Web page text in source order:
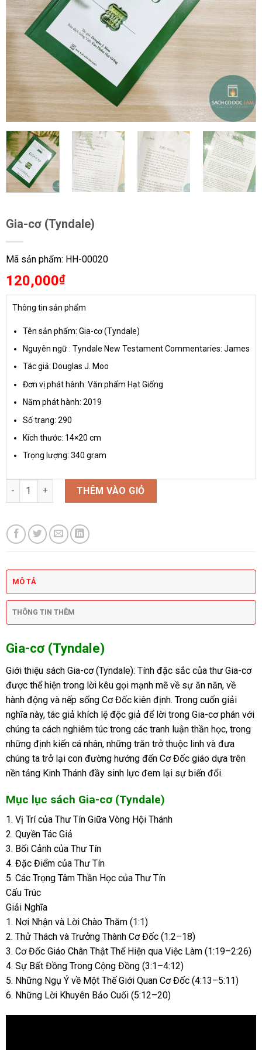
Gia-cơ (Tyndale)
Mã sản phẩm: HH-00020
120,000₫
Thông tin sản phẩm
Tên sản phẩm: Gia-cơ (Tyndale)
Nguyên ngữ : Tyndale New Testament Commentaries: James
Tác giả: Douglas J. Moo
Đơn vị phát hành: Văn phẩm Hạt Giống
Năm phát hành: 2019
Số trang: 290
Kích thước: 14×20 cm
Trọng lượng: 340 gram
Gia-cơ (Tyndale) số lượngTHÊM VÀO GIỎ
MÔ TẢ
THÔNG TIN THÊM
Gia-cơ (Tyndale)
Giới thiệu sách Gia-cơ (Tyndale): Tính đặc sắc của thư Gia-cơ
được thể hiện trong lời kêu gọi mạnh mẽ về sự ăn năn, về
hành động và nếp sống Cơ Đốc kiên định. Trong cuốn giải
nghĩa này, tác giả khích lệ độc giả để lời trong Gia-cơ phán với
chúng ta cách nghiêm túc trong các tranh luận thần học, trong
những định kiến cá nhân, những trăn trở thuộc linh và đưa
chúng ta trở lại con đường hướng đến Cơ Đốc giáo dựa trên
nền tảng Kinh Thánh đầy sinh lực đem lại sự biến đổi.
Mục lục sách Gia-cơ (Tyndale)
1. Vị Trí của Thư Tín Giữa Vòng Hội Thánh
2. Quyền Tác Giả
3. Bối Cảnh của Thư Tín
4. Đặc Điểm của Thư Tín
5. Các Trọng Tâm Thần Học của Thư Tín
Cấu Trúc
Giải Nghĩa
1. Nơi Nhận và Lời Chào Thăm (1:1)
2. Thử Thách và Trưởng Thành Cơ Đốc (1:2–18)
3. Cơ Đốc Giáo Chân Thật Thể Hiện qua Việc Làm (1:19–2:26)
4. Sự Bất Đồng Trong Cộng Đồng (3:1–4:12)
5. Những Ngụ Ý về Một Thế Giới Quan Cơ Đốc (4:13–5:11)
6. Những Lời Khuyên Bảo Cuối (5:12–20)